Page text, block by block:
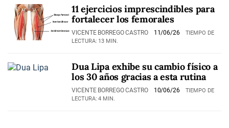
11 ejercicios imprescindibles para
fortalecer los femorales
VICENTE BORREGO CASTRO 11/06/26
TIEMPO DE
LECTURA: 13 MIN.
Dua Lipa exhibe su cambio físico a
los 30 años gracias a esta rutina
VICENTE BORREGO CASTRO 10/06/26
TIEMPO DE
LECTURA: 4 MIN.